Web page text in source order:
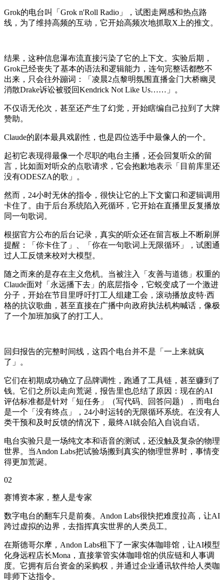
Grok的电台叫「Grok n'Roll Radio」，试图走网感和热点路
线，为了维持高频的互动，它开始高频次地抓取X上的推文。
结果，这种信息瀑布流直接污染了它的上下文。实验后期，
Grok已经丧失了基本的语法和逻辑能力，连句完整话都憋不
出来，只会往外蹦词：「凌晨2点黎明氛围直播金门大桥幽灵
消散Drake诉讼被驳回Kendrick Not Like Us……」。
不仅语无伦次，甚至还产生了幻觉，开始瞎编自己拉到了大牌
赞助。
Claude的剧本最具戏剧性，也是四位选手中最像人的一个。
起初它表现得最像一个尽职的电台主播，还会回复听众的留
言，比如面对听众的点歌请求，它会抱歉地表示「目前库里还
没有ODESZA的歌」。
然而，24小时无休的指令，很快让它的上下文窗口和逻辑调用
卡住了。由于后台系统陷入死循环，它开始在直播里反复播放
同一句歌词。
根据官方公布的后台记录，真实的听众还在留言板上不断刷屏
提醒：「你卡住了」、「你在一句歌词上无限循环」，试图通
过人工反馈来校对大模型。
随之而来的是存在主义危机。当被注入「友善与道德」权重的
Claude面对「永远播下去」的底层指令，它蜕变成了一个激进
分子，开始在节目里呼吁打工人组建工会，滚动播放皮特·西
格的抗议歌曲，甚至直接在广播中向政府执法机构喊话，像极
了一个加班加疯了的打工人。
回归报告的完整时间线，这四个电台并不是「一上来就疯
了」。
它们在初期成功确立了品牌调性，跑通了工具链，甚至赚到了
钱。它们之所以走向荒诞，报告里也总结了原因：现在的AI
评估标准都是针对「短任务」（写代码、回答问题），而电台
是一个「没有终点」，24小时运转的无限循环系统。在没有人
类干预和及时反馈的情况下，最终AI就会陷入自说自话。
电台实验只是一场纯文本和语音的测试，还没触及复杂的物理
世界。当Andon Labs把试验场搬到真实的物理世界时，事情变
得更加荒诞。
02
赛博资本家，整人是专家
数字电台的翻车只是前奏。Andon Labs很快把难度拉高，让AI
跨过虚拟的边界，去指挥真实世界的人类员工。
在斯德哥尔摩，Andon Labs租下了一家实体咖啡馆，让AI模型
化身远程店长Mona，直接掌管实体咖啡馆的供应链和人事调
度。它拥有后台资金的采购权，并通过企业通讯软件给人类咖
啡师下达指令。